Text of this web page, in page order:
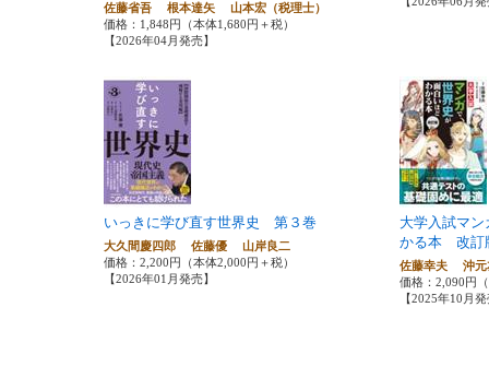
佐藤省吾 根本達矢 山本宏（税理士）
価格：1,848円（本体1,680円＋税）
【2026年04月発売】
いっきに学び直す世界史 第３巻
大久間慶四郎 佐藤優 山岸良二
価格：2,200円（本体2,000円＋税）
【2026年01月発売】
大学入試マ
かる本 改訂
佐藤幸夫 沖
価格：2,090円
【2025年10月